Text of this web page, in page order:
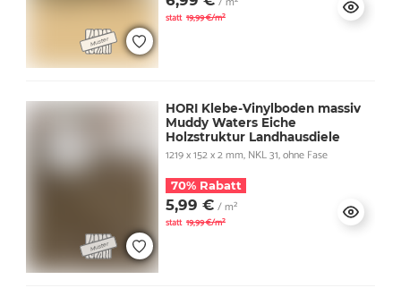
statt 19,99 €/m²
HORI Klebe-Vinylboden massiv
Muddy Waters Eiche
Holzstruktur Landhausdiele
1219 x 152 x 2 mm, NKL 31, ohne Fase
70% Rabatt
5,99 € / m²
statt 19,99 €/m²